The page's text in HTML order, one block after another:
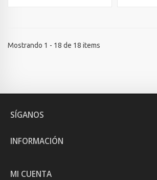
Mostrando 1 - 18 de 18 items
SÍGANOS
INFORMACIÓN
MI CUENTA